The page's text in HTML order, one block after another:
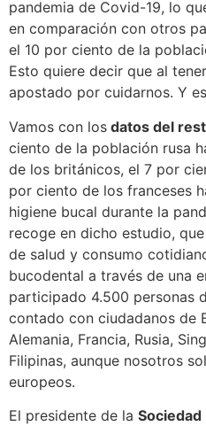
pandemia de Covid-19, lo
en comparación con otros
el 10 por ciento de la
Esto quiere decir que al
apostado por cuidarnos. Y
Vamos con los datos del
ciento de la población rusa
de los británicos, el 7 por
por ciento de los franceses
higiene bucal durante la
recoge en dicho estudio,
de salud y consumo
bucodental a través de una
participado 4.500 personas
contado con ciudadanos de
Alemania, Francia, Rusia,
Filipinas, aunque nosotros
europeos.
El presidente de la Sociedad